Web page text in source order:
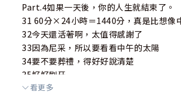
Part.4如果一天後，你的人生就結束了。
31 60分×24小時＝1440分，真是比想像
32今天還活著啊，太值得感謝了
33因為尼采，所以要看看中午的太陽
34要不要葬禮，得好好說清楚
35好好刷牙
36好好洗臉
看更多